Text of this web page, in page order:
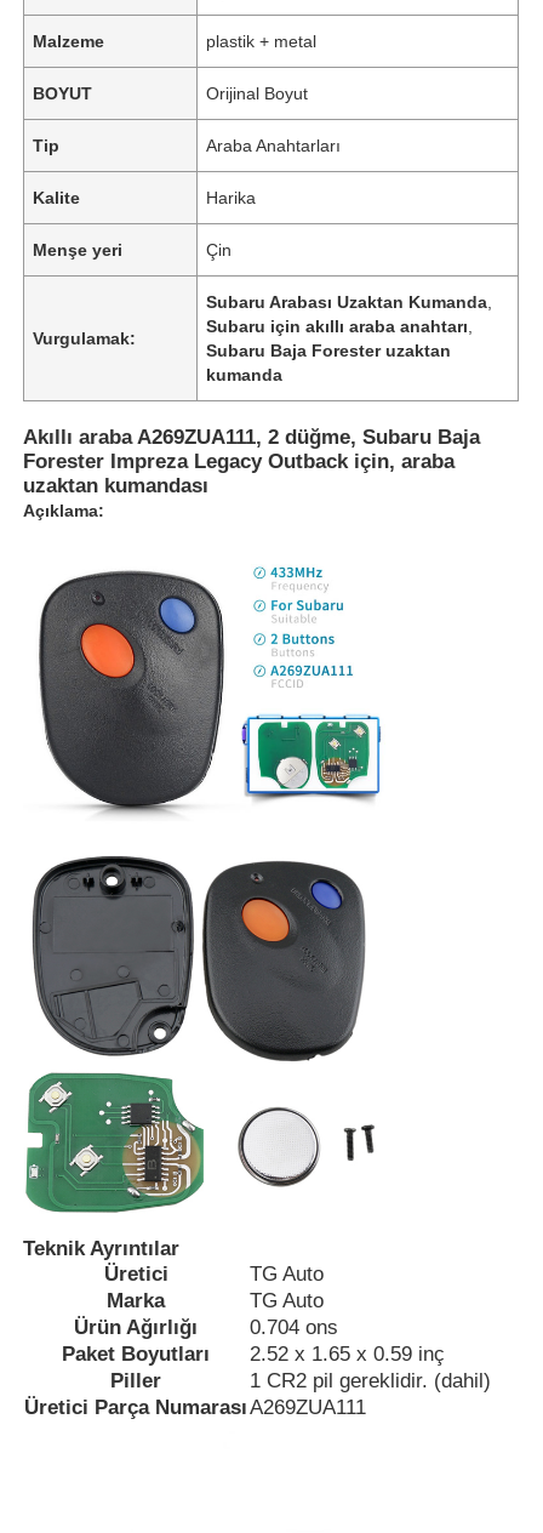
Ana sayfa
Malzeme plastik + metal
BOYUT Orijinal Boyut
Tip Araba Anahtarları
Kalite Harika
Menşe yeri Çin
Vurgulamak:
Subaru Arabası Uzaktan Kumanda
Subaru için akıllı araba anahtarı
Subaru Baja Forester uzaktan
kumanda
Akıllı araba A269ZUA111, 2 düğme, Subaru Baja
Forester Impreza Legacy Outback için, araba
uzaktan kumandası
Açıklama:
Teknik Ayrıntılar
Üretici
‎TG Auto
Marka
‎TG Auto
Ürün Ağırlığı
‎0.704 ons
Paket Boyutları
‎2.52 x 1.65 x 0.59 inç
Piller
‎1 CR2 pil gereklidir. (dahil)
Üretici Parça Numarası‎A269ZUA111